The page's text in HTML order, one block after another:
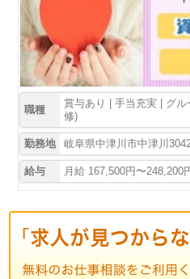
職種
賞与あり | 手当充実 | グ
修)
勤務地 岐阜県中津川市中津川
給与 月給 167,500円〜248,200